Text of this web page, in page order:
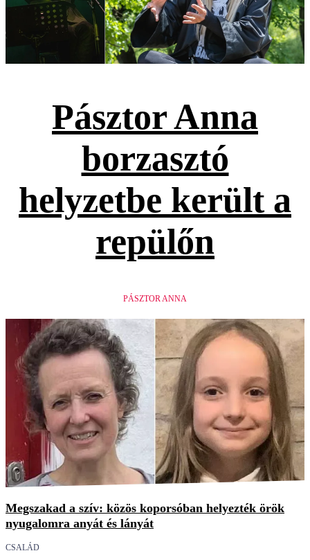
Pásztor Anna
borzasztó
helyzetbe került a
repülőn
PÁSZTOR ANNA
Megszakad a szív: közös koporsóban helyezték örök
nyugalomra anyát és lányát
CSALÁD